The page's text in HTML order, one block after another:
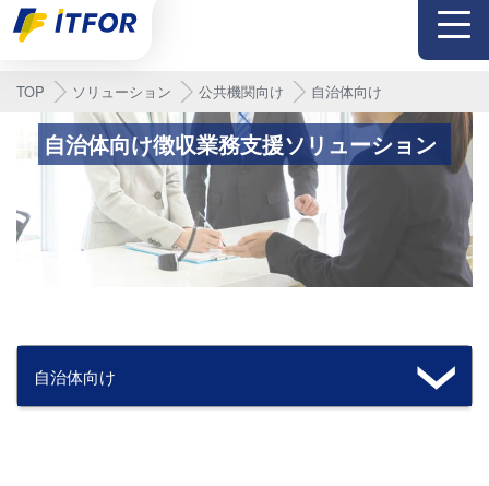
TOP ソリューション 公共機関向け 自治体向け
自治体向け徴収業務支援ソリューション
自治体向け